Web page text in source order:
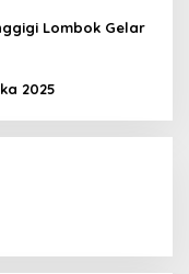
Lombok Gelar
2025